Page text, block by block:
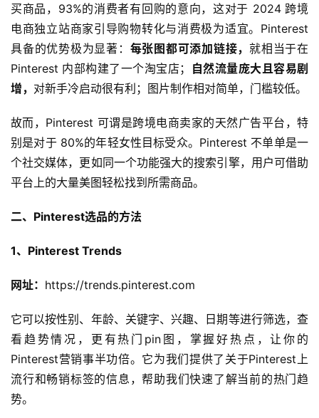
买商品，93%的消费者有回购的意向，这对于 2024 跨境
电商独立站商家引导购物转化与消费极为适宜。Pinterest
具备的优势极为显著： 每张图都可添加链接， 就相当于在
Pinterest 内部构建了一个淘宝店；
自然流量庞大且容易剧
增， 对新手冷启动很有利；图片制作相对简单，门槛较低。
故而，Pinterest 可谓是跨境电商卖家的天然广告平台，特
别是对于 80%的年轻女性目标受众。Pinterest 不单单是一
个社交媒体，更如同一个功能强大的搜索引擎，用户可借助
平台上的大量美图轻松找到所需商品。
二、Pinterest选品的方法
1、Pinterest Trends
网址： https://trends.pinterest.com
它可以按性别、年龄、关键字、兴趣、日期等进行筛选，查
看趋势情况，更有热门pin图，掌握好热点，让你的
Pinterest营销事半功倍。它为我们提供了关于Pinterest上
流行和畅销标签的信息，帮助我们快速了解当前的热门趋
势。